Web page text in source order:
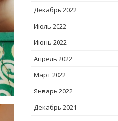
Декабрь 2022
Июль 2022
Июнь 2022
Апрель 2022
Март 2022
Январь 2022
Декабрь 2021